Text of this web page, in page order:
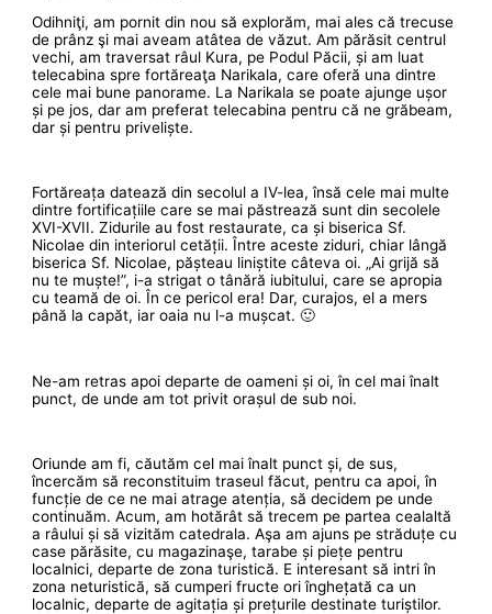
Odihniţi, am pornit din nou să explorăm, mai ales că trecuse
de prânz şi mai aveam atâtea de văzut. Am părăsit centrul
vechi, am traversat râul Kura, pe Podul Păcii, și am luat
telecabina spre fortăreaţa Narikala, care oferă una dintre
cele mai bune panorame. La Narikala se poate ajunge ușor
și pe jos, dar am preferat telecabina pentru că ne grăbeam,
dar și pentru priveliște.
Fortăreața datează din secolul a IV-lea, însă cele mai multe
dintre fortificațiile care se mai păstrează sunt din secolele
XVI-XVII. Zidurile au fost restaurate, ca și biserica Sf.
Nicolae din interiorul cetății. Între aceste ziduri, chiar lângă
biserica Sf. Nicolae, pășteau liniștite câteva oi. „Ai grijă să
nu te muște!”, i-a strigat o tânără iubitului, care se apropia
cu teamă de oi. În ce pericol era! Dar, curajos, el a mers
până la capăt, iar oaia nu l-a mușcat. 🙂
Ne-am retras apoi departe de oameni și oi, în cel mai înalt
punct, de unde am tot privit orașul de sub noi.
Oriunde am fi, căutăm cel mai înalt punct și, de sus,
încercăm să reconstituim traseul făcut, pentru ca apoi, în
funcție de ce ne mai atrage atenția, să decidem pe unde
continuăm. Acum, am hotărât să trecem pe partea cealaltă
a râului și să vizităm catedrala. Aşa am ajuns pe străduțe cu
case părăsite, cu magazinaşe, tarabe și piețe pentru
localnici, departe de zona turistică. E interesant să intri în
zona neturistică, să cumperi fructe ori înghețată ca un
localnic, departe de agitația și prețurile destinate turiștilor.